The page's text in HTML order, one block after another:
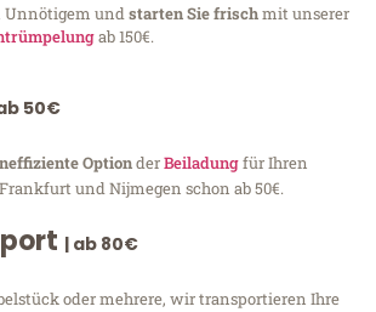
Unnötigem undstarten Sie frischmit unserer
ab 150€.
50€
OptionderBeiladungfür Ihren
und Nijmegen schon ab 50€.
| ab 80€
oder mehrere, wir transportieren Ihre